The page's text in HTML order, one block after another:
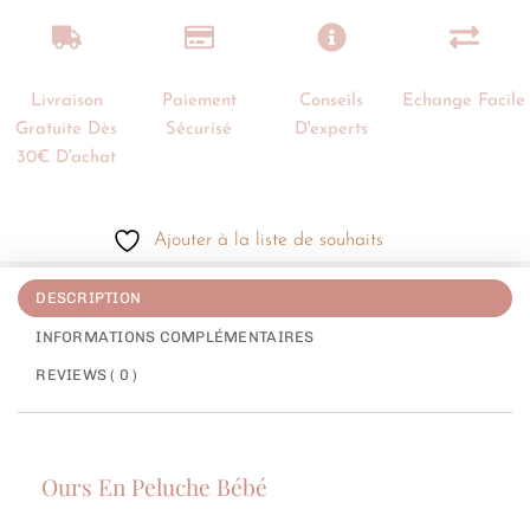
Livraison
Gratuite Dès
30€ D'achat
Paiement
Sécurisé
Conseils
D'experts
Echange Facile
Ajouter à la liste de souhaits
DESCRIPTION
INFORMATIONS COMPLÉMENTAIRES
REVIEWS ( 0 )
Ours En Peluche Bébé